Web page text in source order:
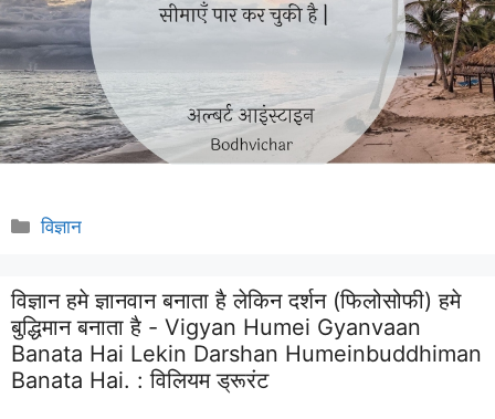
Categories
विज्ञान
विज्ञान हमे ज्ञानवान बनाता है लेकिन दर्शन (फिलोसोफी) हमे
बुद्धिमान बनाता है - Vigyan Humei Gyanvaan
Banata Hai Lekin Darshan Humeinbuddhiman
Banata Hai. :विलियम ड्रूरंट